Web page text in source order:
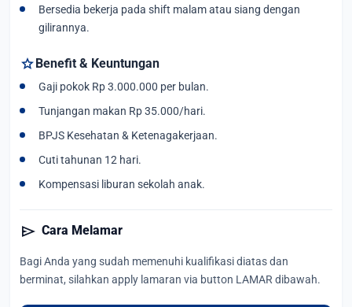
Bersedia bekerja pada shift malam atau siang dengan
gilirannya.
starBenefit & Keuntungan
Gaji pokok Rp 3.000.000 per bulan.
Tunjangan makan Rp 35.000/hari.
BPJS Kesehatan & Ketenagakerjaan.
Cuti tahunan 12 hari.
Kompensasi liburan sekolah anak.
send Cara Melamar
Bagi Anda yang sudah memenuhi kualifikasi diatas dan
berminat, silahkan apply lamaran via button LAMAR dibawah.